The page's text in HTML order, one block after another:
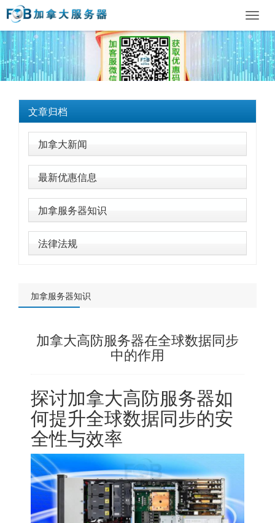
文章归档
加拿大新闻
最新优惠信息
加拿服务器知识
法律法规
加拿服务器知识
加拿大高防服务器在全球数据同步
中的作用
探讨加拿大高防服务器如
何提升全球数据同步的安
全性与效率